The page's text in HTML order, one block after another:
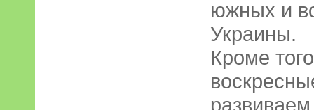
южных и
Украины.
Кроме